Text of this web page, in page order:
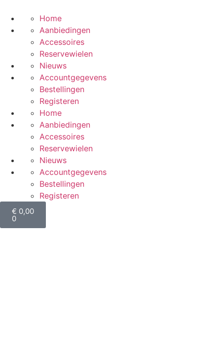
Home
Aanbiedingen
Accessoires
Reservewielen
Nieuws
Accountgegevens
Bestellingen
Registeren
Home
Aanbiedingen
Accessoires
Reservewielen
Nieuws
Accountgegevens
Bestellingen
Registeren
€ 0,00
0